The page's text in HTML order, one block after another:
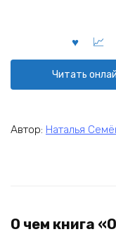
Читать
Автор: Наталья
О чем книга